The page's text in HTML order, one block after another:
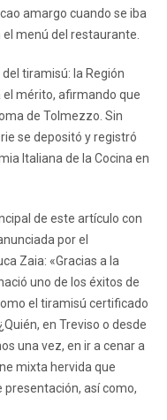
amargo cuando se iba
menú del restaurante.
tiramisú: la Región
el mérito, afirmando que
de Tolmezzo. Sin
se depositó y registró
Italiana de la Cocina en
de este artículo con
por el
Zaia: «Gracias a la
uno de los éxitos de
el tiramisú certificado
en Treviso o desde
una vez, en ir a cenar a
mixta hervida que
así como,